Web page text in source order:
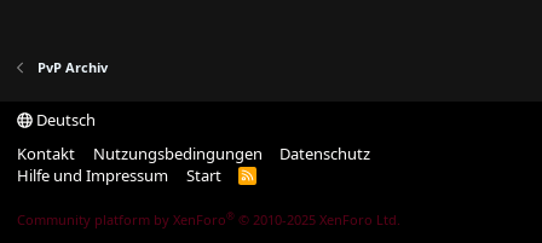
PvP Archiv
Deutsch
Kontakt
Nutzungsbedingungen
Datenschutz
Hilfe und Impressum
Start
R
Community platform by XenForo® © 2010-2025 XenForo Ltd.